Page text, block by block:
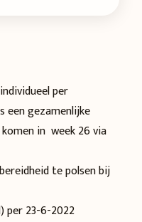
per
een gezamenlijke
in week 26 via
te polsen bij
per 23-6-2022